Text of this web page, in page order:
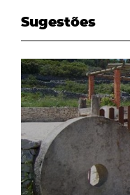
Sugestões
page